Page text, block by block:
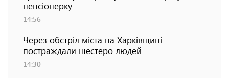
пенсіонерку
14:56
Через обстріл міста на Харківщині
постраждали шестеро людей
14:30